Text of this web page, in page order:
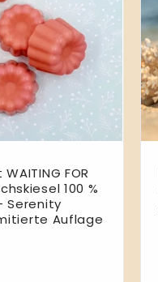
FOR
100 %
Serenity
Auflage